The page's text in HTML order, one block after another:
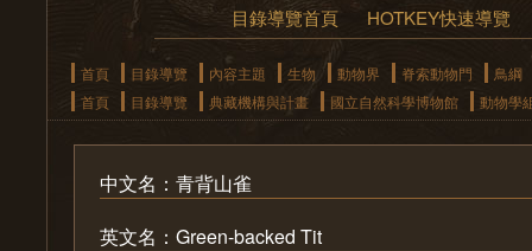
目錄導覽首頁 HOTKEY快速導覽
首頁 目錄導覽 內容主題 生物 動物界 脊索動物門
鳥綱
首頁
目錄導覽 典藏機構與計畫 國立自然科學博物館 動物學
中文名：青背山雀
英文名：Green-backed Tit